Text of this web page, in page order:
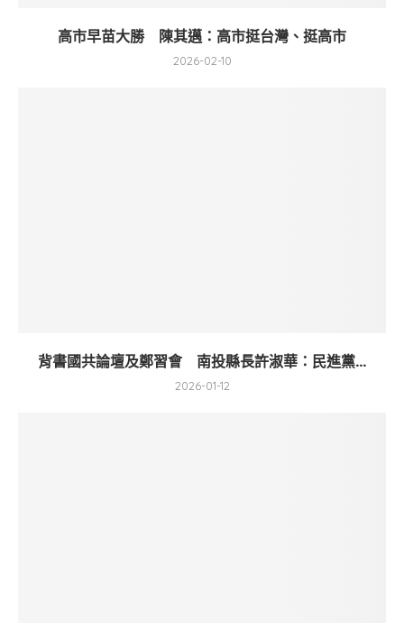
高市早苗大勝 陳其邁：高市挺台灣、挺高市
2026-02-10
背書國共論壇及鄭習會 南投縣長許淑華：民進黨...
2026-01-12